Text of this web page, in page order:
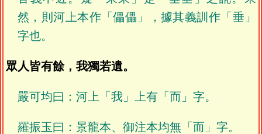
然，則河上本作「儡儡」，據其義訓作「垂」
字也。
眾人皆有餘，我獨若遺。
嚴可均曰：河上「我」上有「而」字。
羅振玉曰：景龍本、御注本均無「而」字。